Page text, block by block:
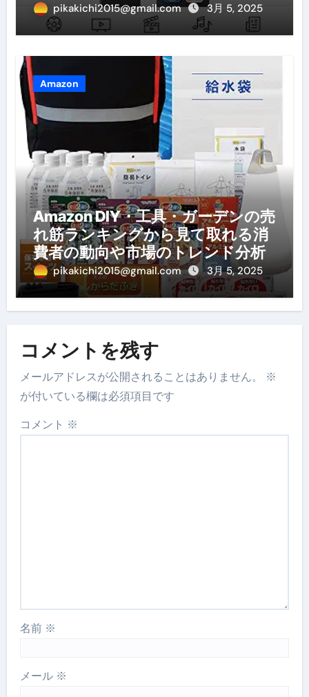
pikakichi2015@gmail.com 3月 5, 2025
Amazon
Amazon DIY・工具・ガーデンの売
れ筋ランキングから見て取れる消
費者の動向や市場のトレンド分析
pikakichi2015@gmail.com 3月 5, 2025
コメントを残す
メールアドレスが公開されることはありません。
※
が付いている欄は必須項目です
コメント ※
名前 ※
メール ※